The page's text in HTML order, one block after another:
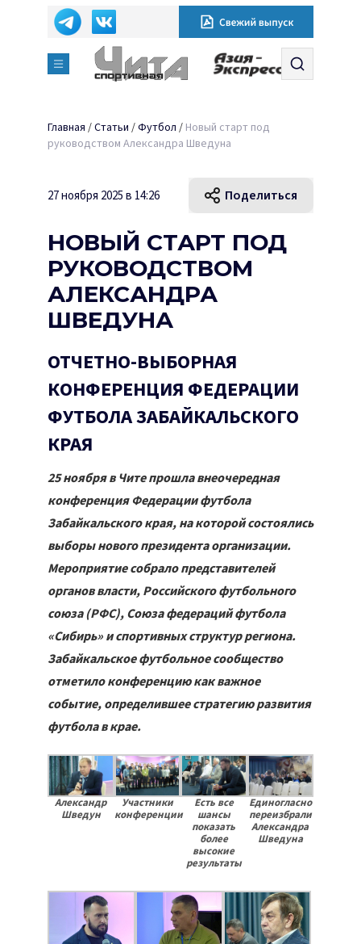
Главная /Статьи /Футбол / Новый старт под
руководством Александра Шведуна
27 ноября 2025 в 14:26 Поделиться
НОВЫЙ СТАРТ ПОД
РУКОВОДСТВОМ
АЛЕКСАНДРА
ШВЕДУНА
ОТЧЕТНО-ВЫБОРНАЯ
КОНФЕРЕНЦИЯ ФЕДЕРАЦИИ
ФУТБОЛА ЗАБАЙКАЛЬСКОГО
КРАЯ
25 ноября в Чите прошла внеочередная
конференция Федерации футбола
Забайкальского края, на которой состоялись
выборы нового президента организации.
Мероприятие собрало представителей
органов власти, Российского футбольного
союза (РФС), Союза федераций футбола
«Сибирь» и спортивных структур региона.
Забайкальское футбольное сообщество
отметило конференцию как важное
событие, определившее стратегию развития
футбола в крае.
Александр
Шведун
Участники
конференции
Есть все
шансы
показать
более
высокие
результаты
Единогласно
переизбрали
Александра
Шведуна